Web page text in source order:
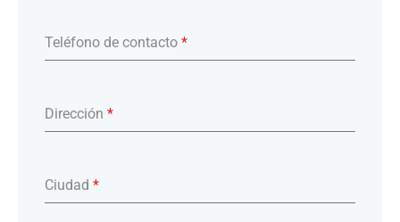
Teléfono de contacto *
Dirección *
Ciudad *